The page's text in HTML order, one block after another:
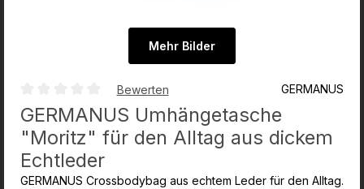
Mehr Bilder
Durchschnittliche Bewertung von 0 von 5 Sternen
Bewerten GERMANUS
GERMANUS Umhängetasche
"Moritz" für den Alltag aus dickem
Echtleder
GERMANUS Crossbodybag aus echtem Leder für den Alltag.